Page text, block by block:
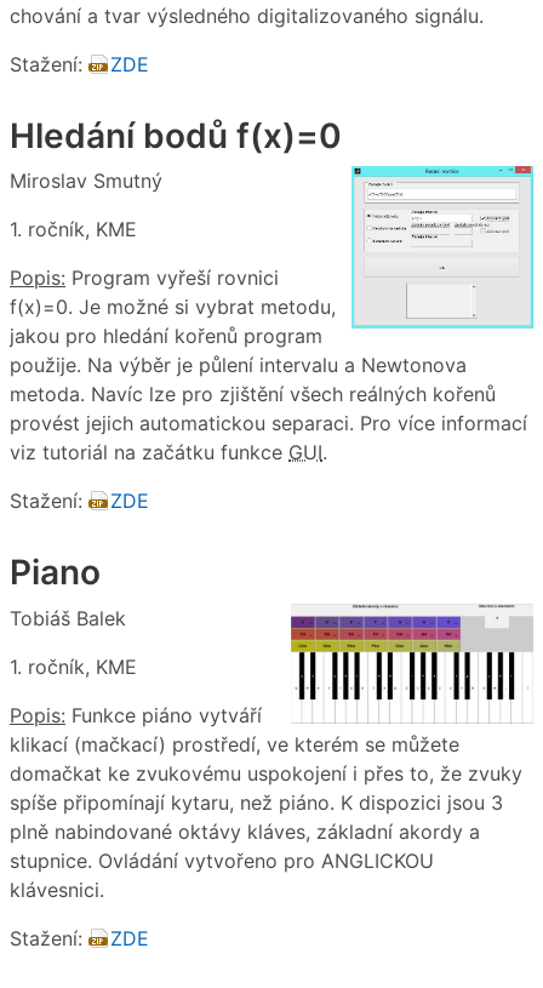
chování a tvar výsledného digitalizovaného signálu.
Stažení:
ZDE
Hledání bodů f(x)=0
Miroslav Smutný
1. ročník, KME
Popis: Program vyřeší rovnici
f(x)=0. Je možné si vybrat metodu,
jakou pro hledání kořenů program
použije. Na výběr je půlení intervalu a Newtonova
metoda. Navíc lze pro zjištění všech reálných kořenů
provést jejich automatickou separaci. Pro více informací
viz tutoriál na začátku funkce GUI.
Stažení:
ZDE
Piano
Tobiáš Balek
1. ročník, KME
Popis: Funkce piáno vytváří
klikací (mačkací) prostředí, ve kterém se můžete
domačkat ke zvukovému uspokojení i přes to, že zvuky
spíše připomínají kytaru, než piáno. K dispozici jsou 3
plně nabindované oktávy kláves, základní akordy a
stupnice. Ovládání vytvořeno pro ANGLICKOU
klávesnici.
Stažení:
ZDE